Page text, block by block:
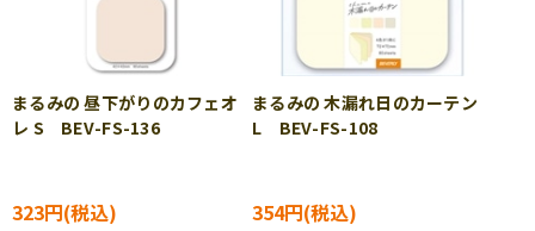
まるみの 昼下がりのカフェオ
レ S BEV-FS-136
323円
まるみの 木漏れ日のカーテン
L BEV-FS-108
354円